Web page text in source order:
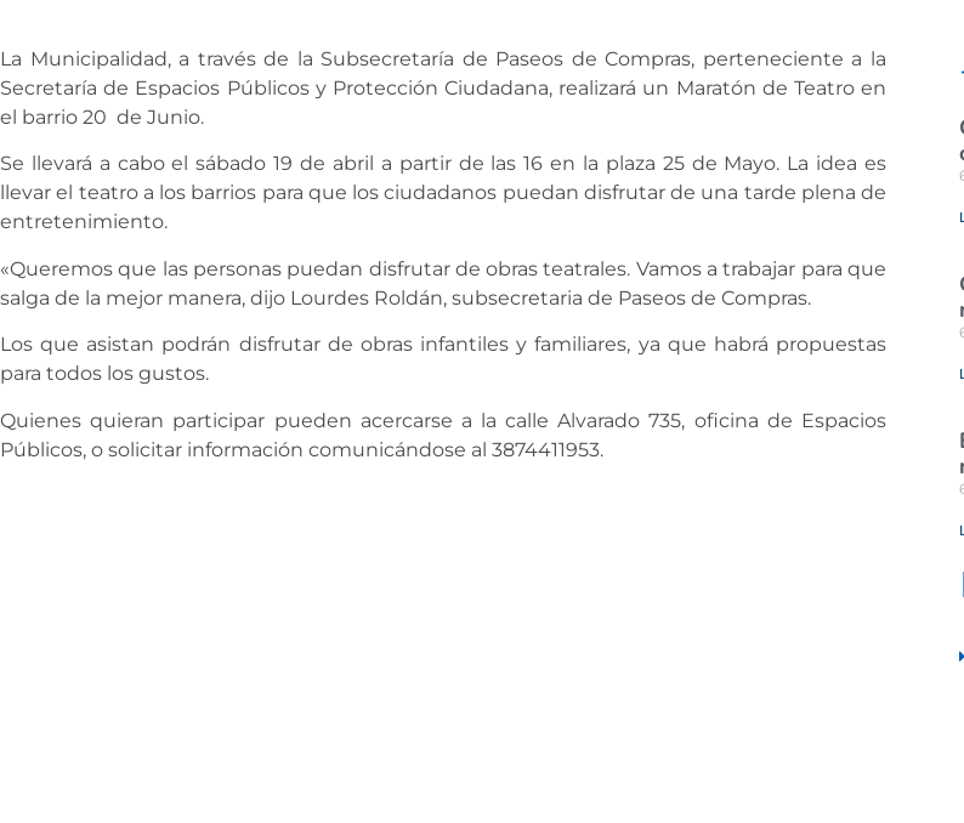
La Municipalidad, a través de la Subsecretaría de Paseos de Compras, perteneciente a la
Secretaría de Espacios Públicos y Protección Ciudadana, realizará un Maratón de Teatro en
el barrio 20 de Junio.
Se llevará a cabo el sábado 19 de abril a partir de las 16 en la plaza 25 de Mayo. La idea es
llevar el teatro a los barrios para que los ciudadanos puedan disfrutar de una tarde plena de
entretenimiento.
«Queremos que las personas puedan disfrutar de obras teatrales. Vamos a trabajar para que
salga de la mejor manera, dijo Lourdes Roldán, subsecretaria de Paseos de Compras.
Los que asistan podrán disfrutar de obras infantiles y familiares, ya que habrá propuestas
para todos los gustos.
Quienes quieran participar pueden acercarse a la calle Alvarado 735, oficina de Espacios
Públicos, o solicitar información comunicándose al 3874411953.